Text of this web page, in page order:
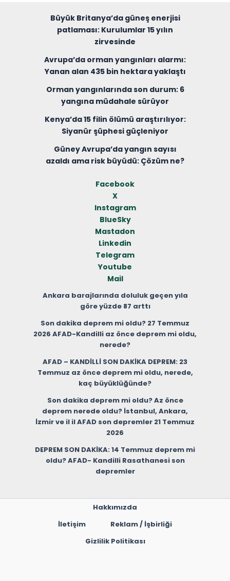
Büyük Britanya’da güneş enerjisi
patlaması: Kurulumlar 15 yılın
zirvesinde
Avrupa’da orman yangınları alarmı:
Yanan alan 435 bin hektara yaklaştı
Orman yangınlarında son durum: 6
yangına müdahale sürüyor
Kenya’da 15 filin ölümü araştırılıyor:
Siyanür şüphesi güçleniyor
Güney Avrupa’da yangın sayısı
azaldı ama risk büyüdü: Çözüm ne?
Facebook
X
Instagram
BlueSky
Mastadon
Linkedin
Telegram
Youtube
Mail
Ankara barajlarında doluluk geçen yıla
göre yüzde 87 arttı
Son dakika deprem mi oldu? 27 Temmuz
2026 AFAD-Kandilli az önce deprem mi oldu,
nerede?
AFAD – KANDİLLİ SON DAKİKA DEPREM: 23
Temmuz az önce deprem mi oldu, nerede,
kaç büyüklüğünde?
Son dakika deprem mi oldu? Az önce
deprem nerede oldu? İstanbul, Ankara,
İzmir ve il il AFAD son depremler 21 Temmuz
2026
DEPREM SON DAKİKA: 14 Temmuz deprem mi
oldu? AFAD- Kandilli Rasathanesi son
depremler
Hakkımızda
İletişim
Reklam / İşbirliği
Gizlilik Politikası